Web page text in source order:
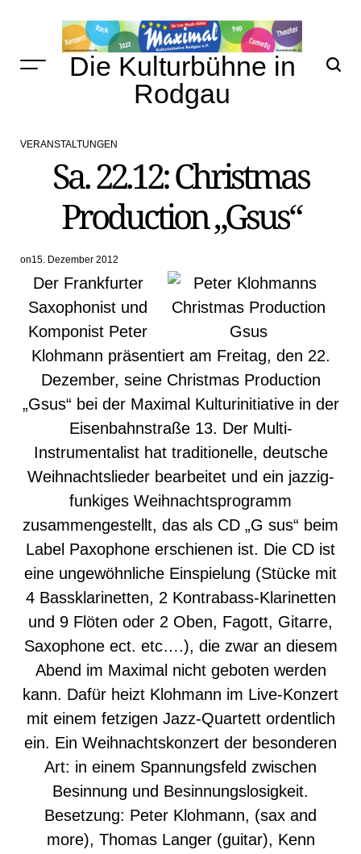
to
content
Die Kulturbühne in
Rodgau
POSTED
VERANSTALTUNGEN
Sa. 22.12: Christmas
Production „Gsus“
on15. Dezember 2012
Der Frankfurter
Saxophonist und
Komponist Peter
Klohmann präsentiert am Freitag, den 22.
Dezember, seine Christmas Production
„Gsus“ bei der Maximal Kulturinitiative in der
Eisenbahnstraße 13. Der Multi-
Instrumentalist hat traditionelle, deutsche
Weihnachtslieder bearbeitet und ein jazzig-
funkiges Weihnachtsprogramm
zusammengestellt, das als CD „G sus“ beim
Label Paxophone erschienen ist. Die CD ist
eine ungewöhnliche Einspielung (Stücke mit
4 Bassklarinetten, 2 Kontrabass-Klarinetten
und 9 Flöten oder 2 Oben, Fagott, Gitarre,
Saxophone ect. etc….), die zwar an diesem
Abend im Maximal nicht geboten werden
kann. Dafür heizt Klohmann im Live-Konzert
mit einem fetzigen Jazz-Quartett ordentlich
ein. Ein Weihnachtskonzert der besonderen
Art: in einem Spannungsfeld zwischen
Besinnung und Besinnungslosigkeit.
Besetzung: Peter Klohmann, (sax and
more), Thomas Langer (guitar), Kenn